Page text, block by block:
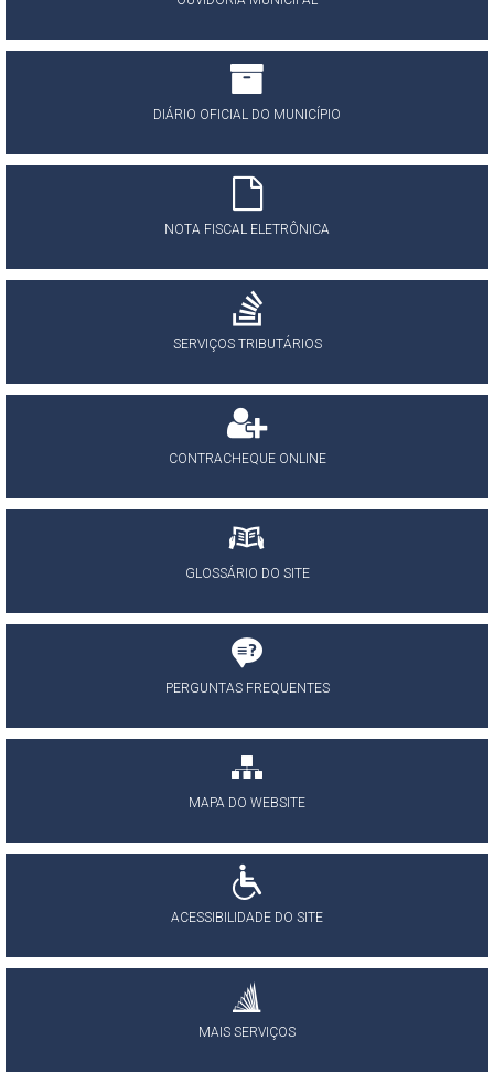
DIÁRIO OFICIAL DO MUNICÍPIO
NOTA FISCAL ELETRÔNICA
SERVIÇOS TRIBUTÁRIOS
CONTRACHEQUE ONLINE
GLOSSÁRIO DO SITE
PERGUNTAS FREQUENTES
MAPA DO WEBSITE
ACESSIBILIDADE DO SITE
MAIS SERVIÇOS